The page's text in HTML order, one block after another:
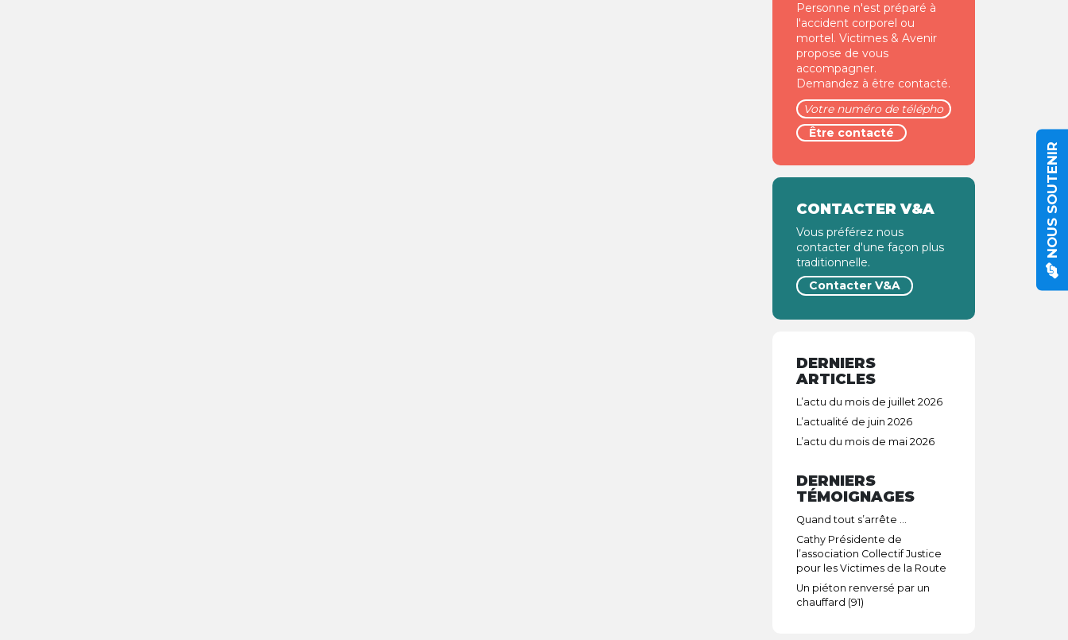
Personne n'est préparé à
l'accident corporel ou
mortel. Victimes & Avenir
propose de vous
accompagner.
Demandez à être contacté.
CONTACTER V&A
Vous préférez nous
contacter d'une façon plus
traditionnelle.
Contacter V&A
DERNIERS
ARTICLES
L’actu du mois de juillet 2026
L’actualité de juin 2026
L’actu du mois de mai 2026
DERNIERS
TÉMOIGNAGES
Quand tout s’arrête …
Cathy Présidente de
l’association Collectif Justice
pour les Victimes de la Route
Un piéton renversé par un
chauffard (91)
NOUS SOUTENIR